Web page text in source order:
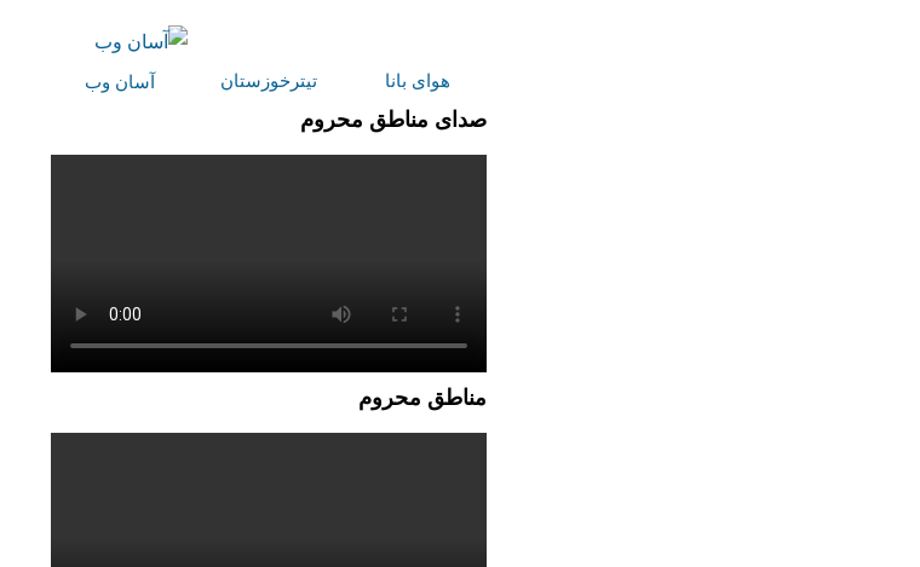
هوای بانا تیترخوزستان آسان وب
صدای مناطق محروم
مناطق محروم